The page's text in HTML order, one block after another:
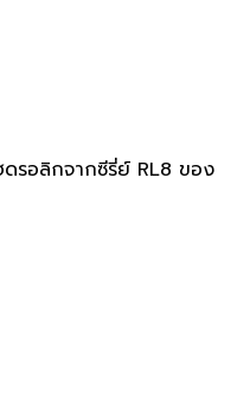
รอลิกจากซีรี่ย์ RL8 ของ